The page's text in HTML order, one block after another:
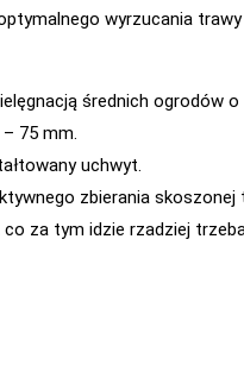
wyrzucania
średnich ogrodów
75 mm.
uchwyt.
zbierania
za tym idzie rzadziej